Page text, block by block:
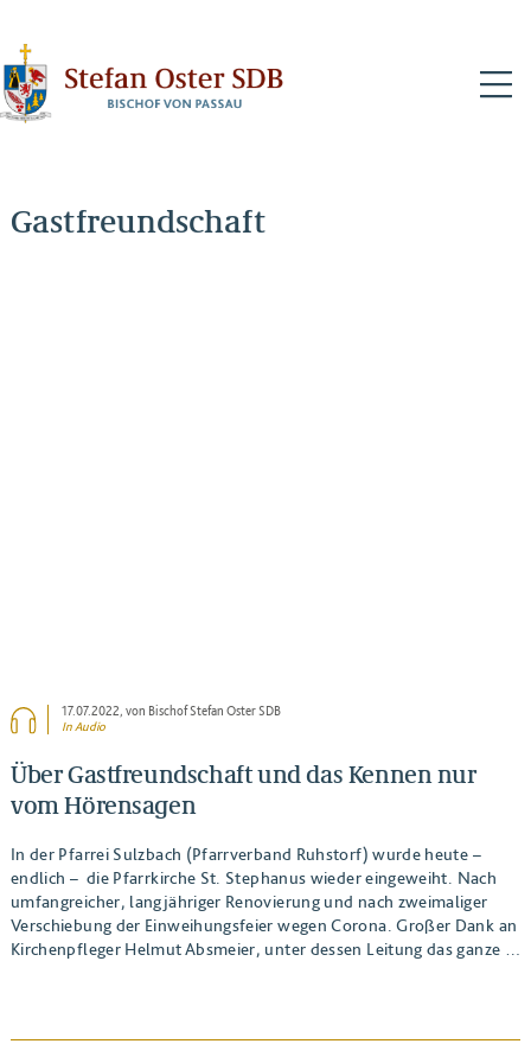
Gastfreundschaft
17.07.2022, von Bischof Stefan Oster SDB
In Audio
Über Gastfreundschaft und das Kennen nur
vom Hörensagen
In der Pfarrei Sulzbach (Pfarrverband Ruhstorf) wurde heute –
endlich – die Pfarrkirche St. Stephanus wieder eingeweiht. Nach
umfangreicher, langjähriger Renovierung und nach zweimaliger
Verschiebung der Einweihungsfeier wegen Corona. Großer Dank an
Kirchenpfleger Helmut Absmeier, unter dessen Leitung das ganze …